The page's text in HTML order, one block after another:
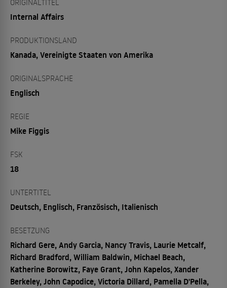
Internal Affairs
PRODUKTIONSLAND
Kanada, Vereinigte Staaten von Amerika
ORIGINALSPRACHE
Englisch
REGIE
Mike Figgis
FSK
18
UNTERTITEL
Deutsch, Englisch, Französisch, Italienisch
BESETZUNG
Richard Gere, Andy Garcia, Nancy Travis, Laurie Metcalf,
Richard Bradford, William Baldwin, Michael Beach,
Katherine Borowitz, Faye Grant, John Kapelos, Xander
Berkeley, John Capodice, Victoria Dillard, Pamella D'Pella,